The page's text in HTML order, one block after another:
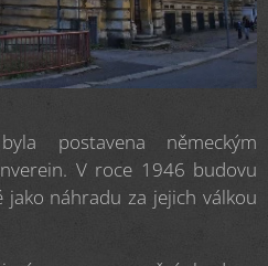
postavena německým
V roce 1946 budovu
jako náhradu za jejich válkou